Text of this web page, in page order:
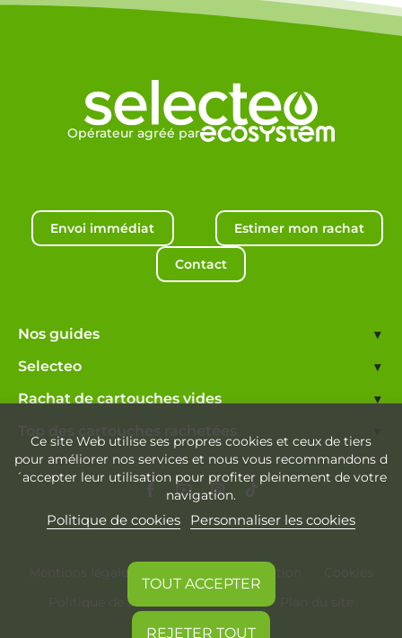
Opérateur agréé par
Envoi immédiat Estimer mon rachat
Contact
Nos guides ▾
Selecteo ▾
Rachat de cartouches vides ▾
Top des cartouches rachetées
Ce site Web utilise ses propres cookies et ceux de tiers
pour améliorer nos services et nous vous recommandons d
´accepter leur utilisation pour profiter pleinement de votre
navigation.
Politique de cookies Personnaliser les cookies
REJETER TOUT
TOUT ACCEPTER
Mentions légales Conditions d'utilisation
Cookies
Politique de confidentialité
Plan du site